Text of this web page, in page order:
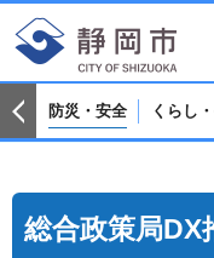
防災・安全 くらし
総合政策局